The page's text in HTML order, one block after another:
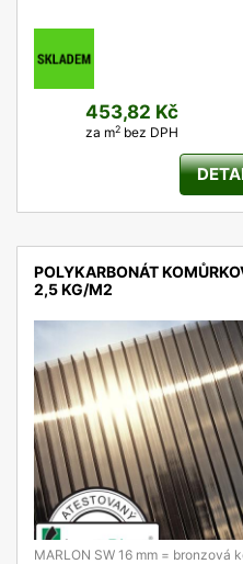
453,82 Kč
za m2bez DPH
POLYKARBONÁT
2,5 KG/M2
detail
MARLON SW 16 mm = bronzová